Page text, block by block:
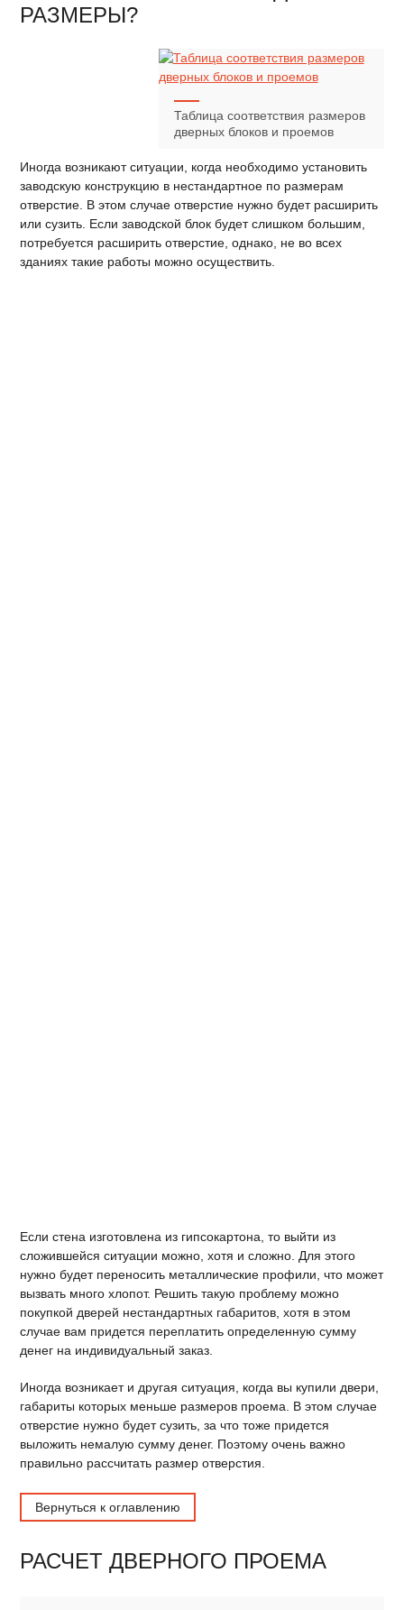
РАЗМЕРЫ?
Таблица соответствия размеров
дверных блоков и проемов
Иногда возникают ситуации, когда необходимо установить
заводскую конструкцию в нестандартное по размерам
отверстие. В этом случае отверстие нужно будет расширить
или сузить. Если заводской блок будет слишком большим,
потребуется расширить отверстие, однако, не во всех
зданиях такие работы можно осуществить.
Если стена изготовлена из гипсокартона, то выйти из
сложившейся ситуации можно, хотя и сложно. Для этого
нужно будет переносить металлические профили, что может
вызвать много хлопот. Решить такую проблему можно
покупкой дверей нестандартных габаритов, хотя в этом
случае вам придется переплатить определенную сумму
денег на индивидуальный заказ.
Иногда возникает и другая ситуация, когда вы купили двери,
габариты которых меньше размеров проема. В этом случае
отверстие нужно будет сузить, за что тоже придется
выложить немалую сумму денег. Поэтому очень важно
правильно рассчитать размер отверстия.
Вернуться к оглавлению
РАСЧЕТ ДВЕРНОГО ПРОЕМА